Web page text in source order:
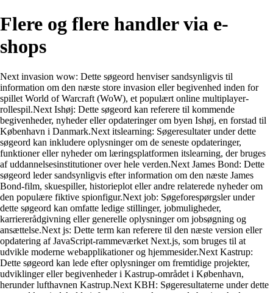
Flere og flere handler via e-
shops
Next invasion wow: Dette søgeord henviser sandsynligvis til
information om den næste store invasion eller begivenhed inden for
spillet World of Warcraft (WoW), et populært online multiplayer-
rollespil.Next Ishøj: Dette søgeord kan referere til kommende
begivenheder, nyheder eller opdateringer om byen Ishøj, en forstad til
København i Danmark.Next itslearning: Søgeresultater under dette
søgeord kan inkludere oplysninger om de seneste opdateringer,
funktioner eller nyheder om læringsplatformen itslearning, der bruges
af uddannelsesinstitutioner over hele verden.Next James Bond: Dette
søgeord leder sandsynligvis efter information om den næste James
Bond-film, skuespiller, historieplot eller andre relaterede nyheder om
den populære fiktive spionfigur.Next job: Søgeforespørgsler under
dette søgeord kan omfatte ledige stillinger, jobmuligheder,
karriererådgivning eller generelle oplysninger om jobsøgning og
ansættelse.Next js: Dette term kan referere til den næste version eller
opdatering af JavaScript-rammeværket Next.js, som bruges til at
udvikle moderne webapplikationer og hjemmesider.Next Kastrup:
Dette søgeord kan lede efter oplysninger om fremtidige projekter,
udviklinger eller begivenheder i Kastrup-området i København,
herunder lufthavnen Kastrup.Next KBH: Søgeresultaterne under dette